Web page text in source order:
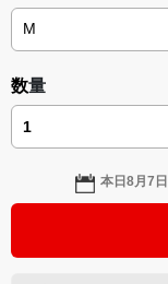
数量
本日8月7日